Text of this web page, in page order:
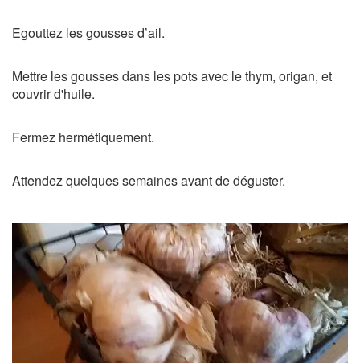
Egouttez les gousses d’ail.
Mettre les gousses dans les pots avec le thym, origan, et
couvrir d'huile.
Fermez hermétiquement.
Attendez quelques semaines avant de déguster.